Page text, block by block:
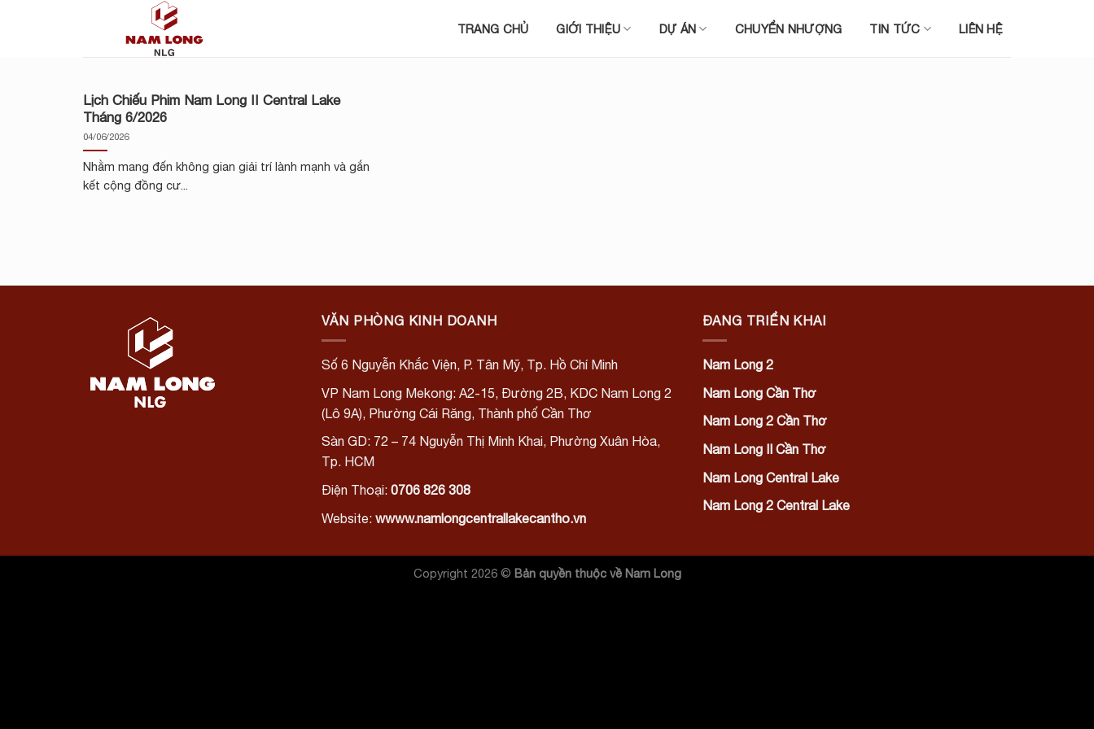
TRANG CHỦ GIỚI THIỆU DỰ ÁN CHUYỂN NHƯỢNG TIN TỨC LIÊN HỆ
Lịch Chiếu Phim Nam Long II Central Lake
Tháng 6/2026
04/06/2026
Nhằm mang đến không gian giải trí lành mạnh và gắn
kết cộng đồng cư...
VĂN PHÒNG KINH DOANH
Số 6 Nguyễn Khắc Viện, P. Tân Mỹ, Tp. Hồ Chí Minh
VP Nam Long Mekong: A2-15, Đường 2B, KDC Nam Long 2
(Lô 9A), Phường Cái Răng, Thành phố Cần Thơ
Sàn GD: 72 – 74 Nguyễn Thị Minh Khai, Phường Xuân Hòa,
Tp. HCM
Điện Thoại: 0706 826 308
Website: wwww.namlongcentrallakecantho.vn
ĐANG TRIỂN KHAI
Nam Long 2
Nam Long Cần Thơ
Nam Long 2 Cần Thơ
Nam Long II Cần Thơ
Nam Long Central Lake
Nam Long 2 Central Lake
Copyright 2026 © Bản quyền thuộc về Nam Long